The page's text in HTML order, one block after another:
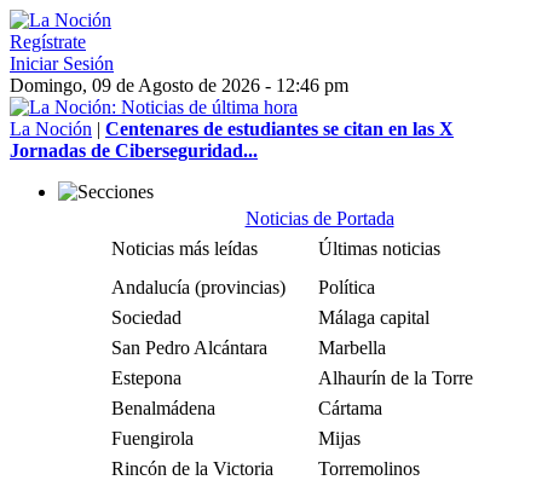
Regístrate
Iniciar Sesión
Domingo, 09 de Agosto de 2026 - 12:46 pm
La Noción | Centenares de estudiantes se citan en las X
Jornadas de Ciberseguridad...
Noticias de Portada
Noticias más leídas
Últimas noticias
Andalucía (provincias)
Política
Sociedad
Málaga capital
San Pedro Alcántara
Marbella
Estepona
Alhaurín de la Torre
Benalmádena
Cártama
Fuengirola
Mijas
Rincón de la Victoria
Torremolinos